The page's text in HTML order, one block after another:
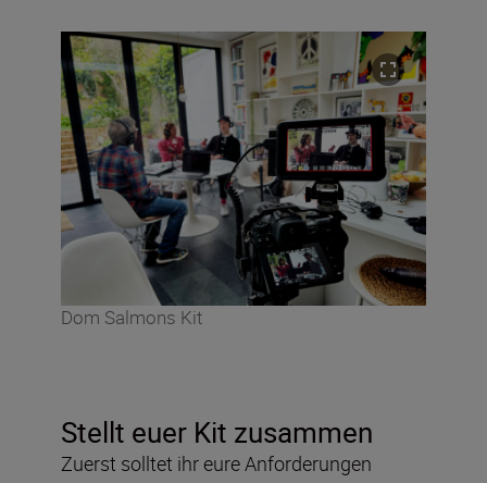
Dom Salmons Kit
Stellt euer Kit zusammen
Zuerst solltet ihr eure Anforderungen